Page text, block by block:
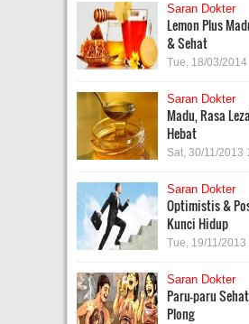
Saran Dokter
Lemon Plus
& Sehat
Tue, 18/03/
Saran Dokter
Madu, Rasa
Hebat
Sat, 30/11/2013
Saran Dokter
Optimistis &
Kunci Hidup
Tue, 19/11/2013
Saran Dokter
Paru-paru
Plong